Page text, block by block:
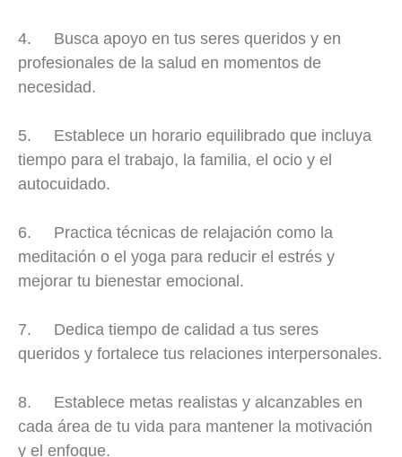
4. Busca apoyo en tus seres queridos y en
profesionales de la salud en momentos de
necesidad.
5. Establece un horario equilibrado que incluya
tiempo para el trabajo, la familia, el ocio y el
autocuidado.
6. Practica técnicas de relajación como la
meditación o el yoga para reducir el estrés y
mejorar tu bienestar emocional.
7. Dedica tiempo de calidad a tus seres
queridos y fortalece tus relaciones interpersonales.
8. Establece metas realistas y alcanzables en
cada área de tu vida para mantener la motivación
y el enfoque.